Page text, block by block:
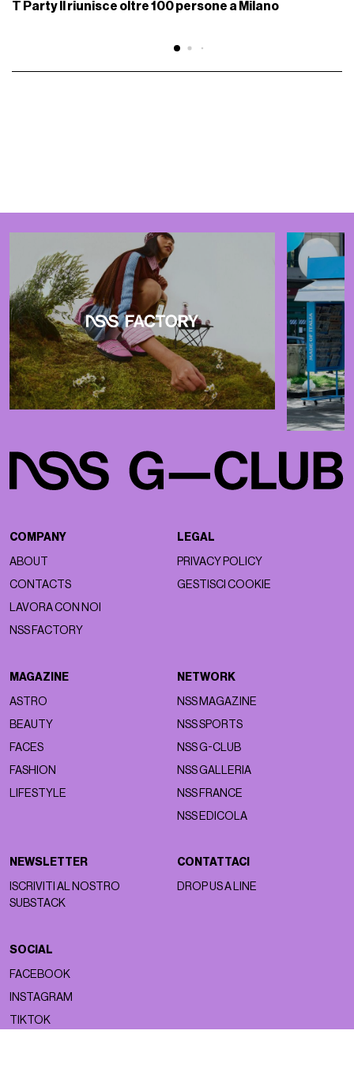
T Party II riunisce oltre 100 persone a Milano
COMPANY
ABOUT
CONTACTS
LAVORA CON NOI
NSS FACTORY
LEGAL
PRIVACY POLICY
GESTISCI COOKIE
MAGAZINE
ASTRO
BEAUTY
FACES
FASHION
LIFESTYLE
NETWORK
NSS MAGAZINE
NSS SPORTS
NSS G-CLUB
NSS GALLERIA
NSS FRANCE
NSS EDICOLA
NEWSLETTER
ISCRIVITI AL NOSTRO
SUBSTACK
CONTATTACI
DROP US A LINE
SOCIAL
FACEBOOK
INSTAGRAM
TIKTOK